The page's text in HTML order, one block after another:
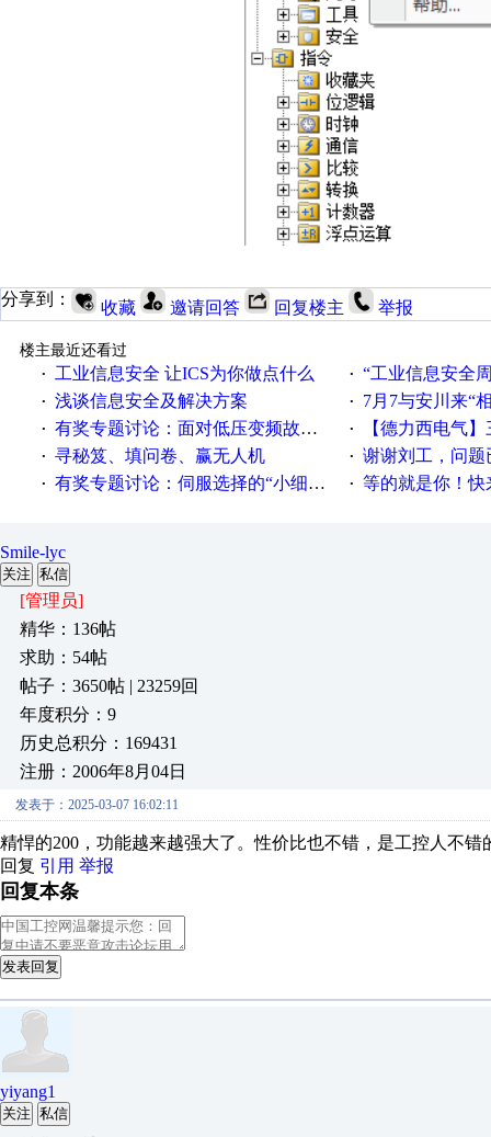
分享到： 收藏 邀请回答 回复楼主 举报
楼主最近还看过
·
工业信息安全 让ICS为你做点什么 · “工业信息安全周之我见”
· 浅谈信息安全及解决方案 · 7月7与安川来“
· 有奖专题讨论：面对低压变频故障，老手是这样解决的！ · 【德力西电气】三
· 寻秘笈、填问卷、赢无人机 · 谢谢刘工，问题
· 有奖专题讨论：伺服选择的“小细节大学问”奖励公告 · 等的就是你！快来
Smile-lyc
关注 私信
[管理员]
精华：136帖
求助：54帖
帖子：3650帖 | 23259回
年度积分：9
历史总积分：169431
注册：2006年8月04日
发表于：2025-03-07 16:02:11
精悍的200，功能越来越强大了。性价比也不错，是工控人不错
回复 引用 举报
回复本条
发表回复
yiyang1
关注 私信